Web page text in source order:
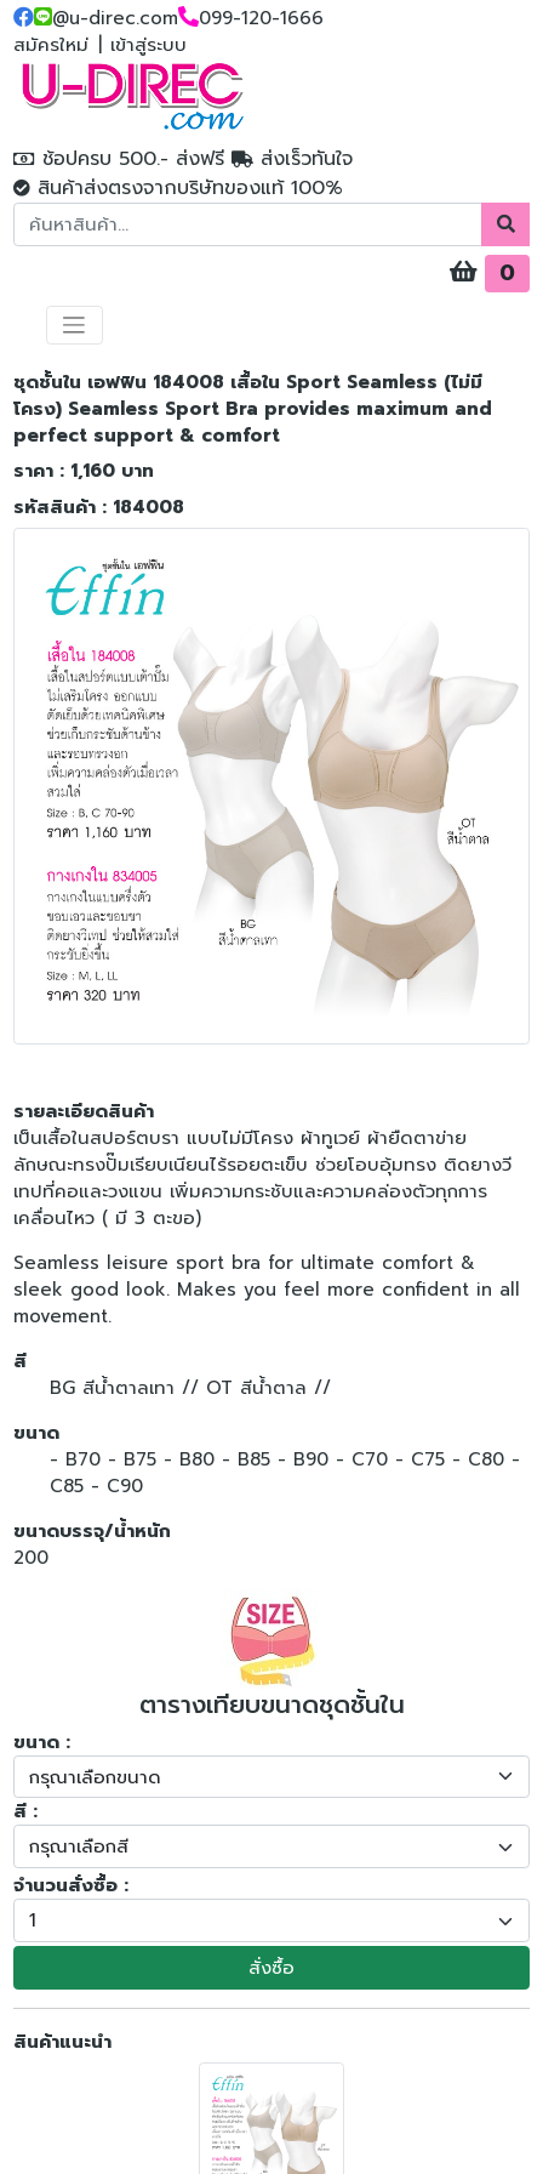
@u-direc.com
099-120-1666
สมัครใหม่
เข้าสู่ระบบ
ช้อปครบ 500.- ส่งฟรี
ส่งเร็วทันใจ
สินค้าส่งตรงจากบริษัทของแท้ 100%
0
ชุดชั้นใน เอฟฟิน 184008 เสื้อใน Sport Seamless (ไม่มี
โครง) Seamless Sport Bra provides maximum and
perfect support & comfort
ราคา : 1,160 บาท
รหัสสินค้า : 184008
รายละเอียดสินค้า
เป็นเสื้อในสปอร์ตบรา แบบไม่มีโครง ผ้าทูเวย์ ผ้ายืดตาข่าย
ลักษณะทรงปั๊มเรียบเนียนไร้รอยตะเข็บ ช่วยโอบอุ้มทรง ติดยางวี
เทปที่คอและวงแขน เพิ่มความกระชับและความคล่องตัวทุกการ
เคลื่อนไหว ( มี 3 ตะขอ)
Seamless leisure sport bra for ultimate comfort &
sleek good look. Makes you feel more confident in all
movement.
สี
BG สีน้ำตาลเทา // OT สีน้ำตาล //
ขนาด
- B70 - B75 - B80 - B85 - B90 - C70 - C75 - C80 -
C85 - C90
ขนาดบรรจุ/น้ำหนัก
200
ตารางเทียบขนาดชุดชั้นใน
ขนาด :
สี :
จำนวนสั่งซื้อ :
สั่งซื้อ
สินค้าแนะนำ